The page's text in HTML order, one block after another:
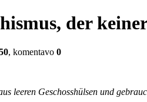
der
, komentavo 0
leeren Geschosshülsen und